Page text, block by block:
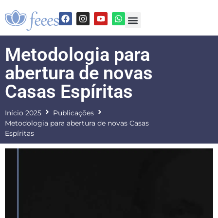
Metodologia para
abertura de novas
Casas Espíritas
Início 2025
Publicações
Metodologia para abertura de novas Casas
Espíritas